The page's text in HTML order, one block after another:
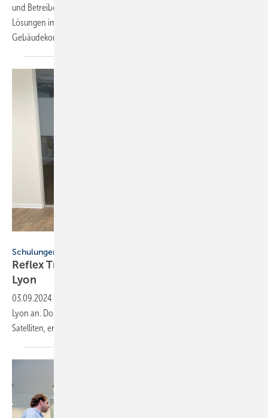
und Betreiber vor Ort. Stark nachgefragt sind neben Container-
Lösungen im Freien auch vorgefertigte Systeme, die im Innern von
Gebäudekomplexen zum Einsatz kommen.
Schulungen
Reflex Training Center: jetzt auch in Wien und
Lyon
03.09.2024
Lyon an. Dort wurden jüngst Trainings­stand­orte, die Reflex Training
Satelliten, eröffnet.